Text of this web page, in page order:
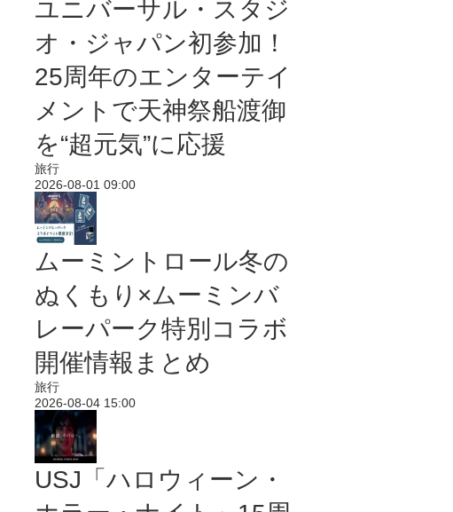
ユニバーサル・スタジ
オ・ジャパン初参加！
25周年のエンターテイ
メントで天神祭船渡御
を“超元気”に応援
旅行
2026-08-01 09:00
ムーミントロール冬の
ぬくもり×ムーミンバ
レーパーク特別コラボ
開催情報まとめ
旅行
2026-08-04 15:00
USJ「ハロウィーン・